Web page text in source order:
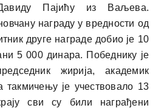
Пајићу из Ваљева.
награду у вредности од
друге награде добио је 10
5 000 динара. Победнику је
жирија, академик
је учествовало 13
сви су били награђени